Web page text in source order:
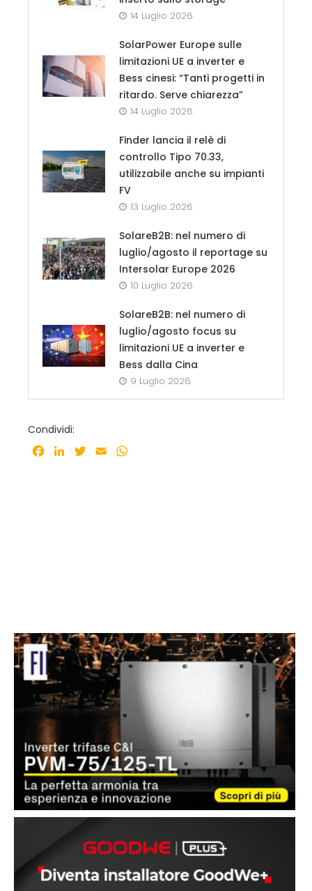
14 Luglio 2026
SolarPower Europe sulle
limitazioni UE a inverter e
Bess cinesi: “Tanti progetti in
ritardo. Serve chiarezza”
14 Luglio 2026
Finder lancia il relè di
controllo Tipo 70.33,
utilizzabile anche su impianti
FV
13 Luglio 2026
SolareB2B: nel numero di
luglio/agosto il reportage su
Intersolar Europe 2026
10 Luglio 2026
SolareB2B: nel numero di
luglio/agosto focus su
limitazioni UE a inverter e
Bess dalla Cina
9 Luglio 2026
Condividi:
Facebook
LinkedInTwitter
Email